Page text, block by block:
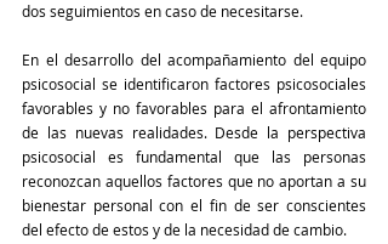
dos seguimientos en caso de necesitarse.
En el desarrollo del acompañamiento del equipo
psicosocial se identificaron factores psicosociales
favorables y no favorables para el afrontamiento
de las nuevas realidades. Desde la perspectiva
psicosocial es fundamental que las personas
reconozcan aquellos factores que no aportan a su
bienestar personal con el fin de ser conscientes
del efecto de estos y de la necesidad de cambio.